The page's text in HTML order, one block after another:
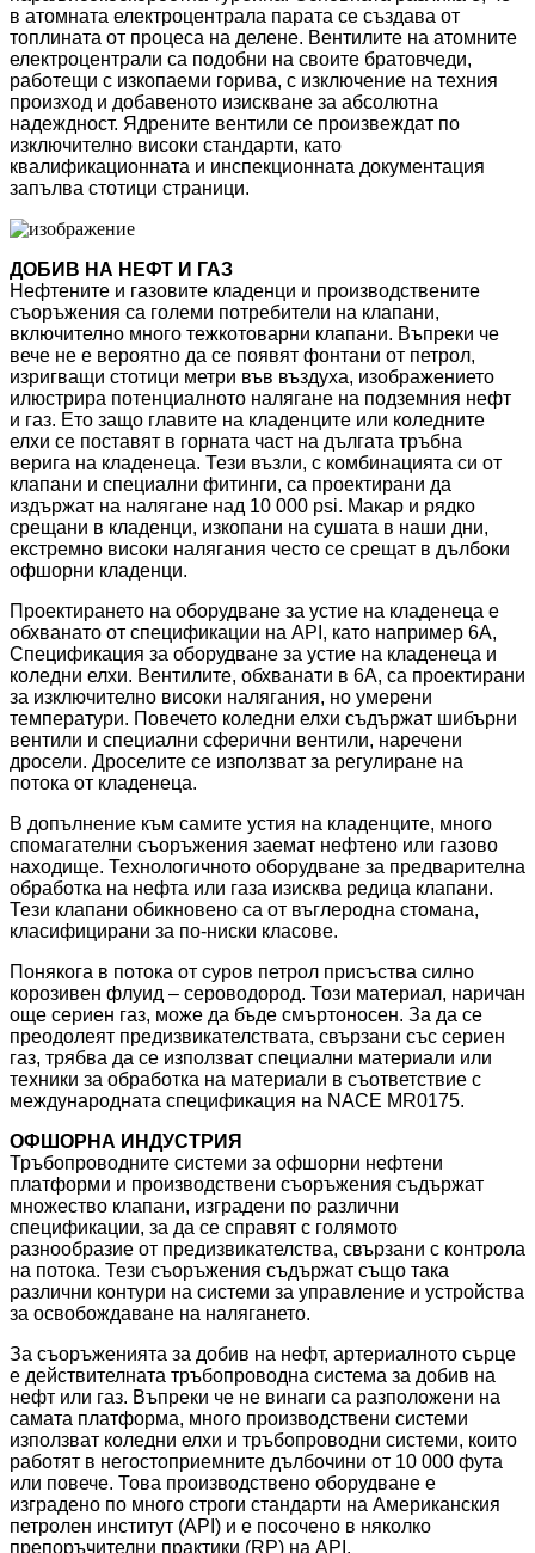
в атомната електроцентрала парата се създава от
топлината от процеса на делене. Вентилите на атомните
електроцентрали са подобни на своите братовчеди,
работещи с изкопаеми горива, с изключение на техния
произход и добавеното изискване за абсолютна
надеждност. Ядрените вентили се произвеждат по
изключително високи стандарти, като
квалификационната и инспекционната документация
запълва стотици страници.
ДОБИВ НА НЕФТ И ГАЗ
Нефтените и газовите кладенци и производствените
съоръжения са големи потребители на клапани,
включително много тежкотоварни клапани. Въпреки че
вече не е вероятно да се появят фонтани от петрол,
изригващи стотици метри във въздуха, изображението
илюстрира потенциалното налягане на подземния нефт
и газ. Ето защо главите на кладенците или коледните
елхи се поставят в горната част на дългата тръбна
верига на кладенеца. Тези възли, с комбинацията си от
клапани и специални фитинги, са проектирани да
издържат на налягане над 10 000 psi. Макар и рядко
срещани в кладенци, изкопани на сушата в наши дни,
екстремно високи налягания често се срещат в дълбоки
офшорни кладенци.
Проектирането на оборудване за устие на кладенеца е
обхванато от спецификации на API, като например 6A,
Спецификация за оборудване за устие на кладенеца и
коледни елхи. Вентилите, обхванати в 6A, са проектирани
за изключително високи налягания, но умерени
температури. Повечето коледни елхи съдържат шибърни
вентили и специални сферични вентили, наречени
дросели. Дроселите се използват за регулиране на
потока от кладенеца.
В допълнение към самите устия на кладенците, много
спомагателни съоръжения заемат нефтено или газово
находище. Технологичното оборудване за предварителна
обработка на нефта или газа изисква редица клапани.
Тези клапани обикновено са от въглеродна стомана,
класифицирани за по-ниски класове.
Понякога в потока от суров петрол присъства силно
корозивен флуид – сероводород. Този материал, наричан
още сериен газ, може да бъде смъртоносен. За да се
преодолеят предизвикателствата, свързани със сериен
газ, трябва да се използват специални материали или
техники за обработка на материали в съответствие с
международната спецификация на NACE MR0175.
ОФШОРНА ИНДУСТРИЯ
Тръбопроводните системи за офшорни нефтени
платформи и производствени съоръжения съдържат
множество клапани, изградени по различни
спецификации, за да се справят с голямото
разнообразие от предизвикателства, свързани с контрола
на потока. Тези съоръжения съдържат също така
различни контури на системи за управление и устройства
за освобождаване на налягането.
За съоръженията за добив на нефт, артериалното сърце
е действителната тръбопроводна система за добив на
нефт или газ. Въпреки че не винаги са разположени на
самата платформа, много производствени системи
използват коледни елхи и тръбопроводни системи, които
работят в негостоприемните дълбочини от 10 000 фута
или повече. Това производствено оборудване е
изградено по много строги стандарти на Американския
петролен институт (API) и е посочено в няколко
препоръчителни практики (RP) на API.